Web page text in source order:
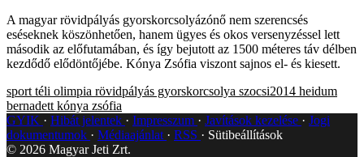
A magyar rövidpályás gyorskorcsolyázónő nem szerencsés
eséseknek köszönhetően, hanem ügyes és okos versenyzéssel lett
második az előfutamában, és így bejutott az 1500 méteres táv délben
kezdődő elődöntőjébe. Kónya Zsófia viszont sajnos el- és kiesett.
sport téli olimpia rövidpályás gyorskorcsolya szocsi2014 heidum
bernadett kónya zsófia
GYIK
Hibát jelentek Impresszum Javítások kezelése
Jogi
dokumentumok
Médiaajánlat RSS
Sütibeállítások
© 2026 Magyar Jeti Zrt.